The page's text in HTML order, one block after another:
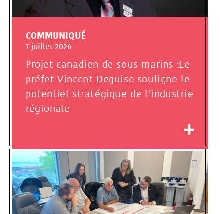
COMMUNIQUÉ
7 juillet 2026
Projet canadien de sous-marins :Le
préfet Vincent Deguise souligne le
potentiel stratégique de l’industrie
régionale